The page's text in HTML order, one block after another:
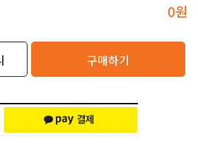
0원
구매하기